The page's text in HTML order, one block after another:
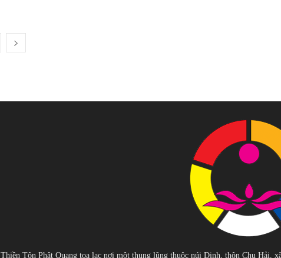
Thiền Tôn Phật Quang tọa lạc nơi một thung lũng thuộc núi Dinh, thôn Chu Hải,